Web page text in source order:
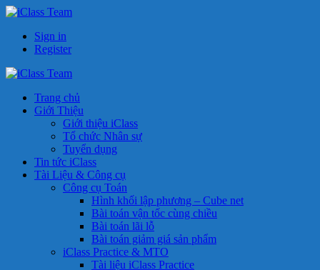
Sign in
Register
Trang chủ
Giới Thiệu
Giới thiệu iClass
Tổ chức Nhân sự
Tuyển dụng
Tin tức iClass
Tài Liệu & Công cụ
Công cụ Toán
Hình khối lập phương – Cube net
Bài toán vận tốc cùng chiều
Bài toán lãi lỗ
Bài toán giảm giá sản phẩm
iClass Practice & MTO
Tài liệu iClass Practice